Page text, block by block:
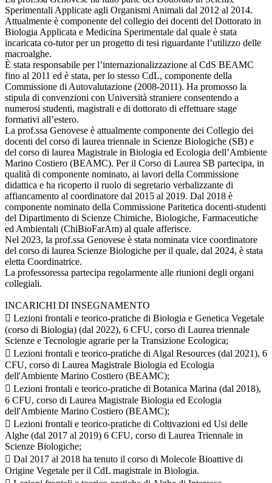
Sperimentali Applicate agli Organismi Animali dal 2012 al 2014.
Attualmente è componente del collegio dei docenti del Dottorato in
Biologia Applicata e Medicina Sperimentale dal quale è stata
incaricata co-tutor per un progetto di tesi riguardante l’utilizzo delle
macroalghe.
È stata responsabile per l’internazionalizzazione al CdS BEAMC
fino al 2011 ed è stata, per lo stesso CdL, componente della
Commissione di Autovalutazione (2008-2011). Ha promosso la
stipula di convenzioni con Università straniere consentendo a
numerosi studenti, magistrali e di dottorato di effettuare stage
formativi all’estero.
La prof.ssa Genovese è attualmente componente dei Collegio dei
docenti del corso di laurea triennale in Scienze Biologiche (SB) e
del corso di laurea Magistrale in Biologia ed Ecologia dell’Ambiente
Marino Costiero (BEAMC). Per il Corso di Laurea SB partecipa, in
qualità di componente nominato, ai lavori della Commissione
didattica e ha ricoperto il ruolo di segretario verbalizzante di
affiancamento al coordinatore dal 2015 al 2019. Dal 2018 è
componente nominato della Commissione Paritetica docenti-studenti
del Dipartimento di Scienze Chimiche, Biologiche, Farmaceutiche
ed Ambientali (ChiBioFarAm) al quale afferisce.
Nel 2023, la prof.ssa Genovese è stata nominata vice coordinatore
del corso di laurea Scienze Biologiche per il quale, dal 2024, è stata
eletta Coordinatrice.
La professoressa partecipa regolarmente alle riunioni degli organi
collegiali.
INCARICHI DI INSEGNAMENTO
 Lezioni frontali e teorico-pratiche di Biologia e Genetica Vegetale
(corso di Biologia) (dal 2022), 6 CFU, corso di Laurea triennale
Scienze e Tecnologie agrarie per la Transizione Ecologica;
 Lezioni frontali e teorico-pratiche di Algal Resources (dal 2021), 6
CFU, corso di Laurea Magistrale Biologia ed Ecologia
dell'Ambiente Marino Costiero (BEAMC);
 Lezioni frontali e teorico-pratiche di Botanica Marina (dal 2018),
6 CFU, corso di Laurea Magistrale Biologia ed Ecologia
dell'Ambiente Marino Costiero (BEAMC);
 Lezioni frontali e teorico-pratiche di Coltivazioni ed Usi delle
Alghe (dal 2017 al 2019) 6 CFU, corso di Laurea Triennale in
Scienze Biologiche;
 Dal 2017 al 2018 ha tenuto il corso di Molecole Bioattive di
Origine Vegetale per il CdL magistrale in Biologia.